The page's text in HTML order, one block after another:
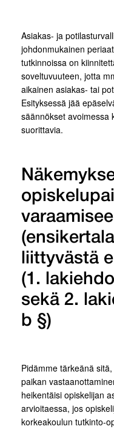
Asiakas- ja
johdonmukainen
tutkinnoissa on
soveltuvuuteen, jotta
aikainen asiakas- tai
Esityksessä jää
säännökset avoimessa
suorittavia.
liittyvästä
(1.
sekä 2.
b §)
Pidämme tärkeänä
paikan
heikentäisi opiskelijan
arvioitaessa, jos
korkeakoulun tutkinto-